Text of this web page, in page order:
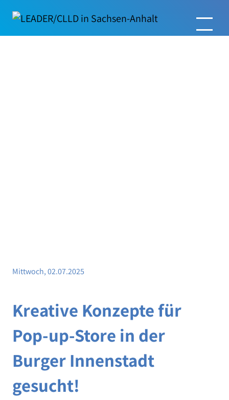
Mittwoch, 02.07.2025
Kreative Konzepte für
Pop-up-Store in der
Burger Innenstadt
gesucht!